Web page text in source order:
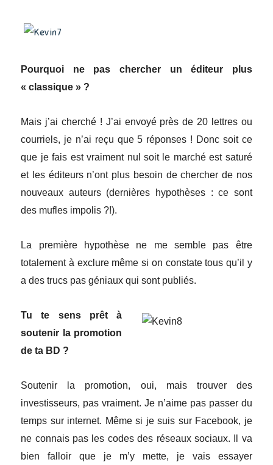
Pourquoi ne pas chercher un éditeur plus
« classique » ?
Mais j’ai cherché ! J’ai envoyé près de 20 lettres ou
courriels, je n’ai reçu que 5 réponses ! Donc soit ce
que je fais est vraiment nul soit le marché est saturé
et les éditeurs n’ont plus besoin de chercher de nos
nouveaux auteurs (dernières hypothèses : ce sont
des mufles impolis ?!).
La première hypothèse ne me semble pas être
totalement à exclure même si on constate tous qu’il y
a des trucs pas géniaux qui sont publiés.
Tu te sens prêt à
soutenir la promotion
de ta BD ?
Soutenir la promotion, oui, mais trouver des
investisseurs, pas vraiment. Je n’aime pas passer du
temps sur internet. Même si je suis sur Facebook, je
ne connais pas les codes des réseaux sociaux. Il va
bien falloir que je m’y mette, je vais essayer